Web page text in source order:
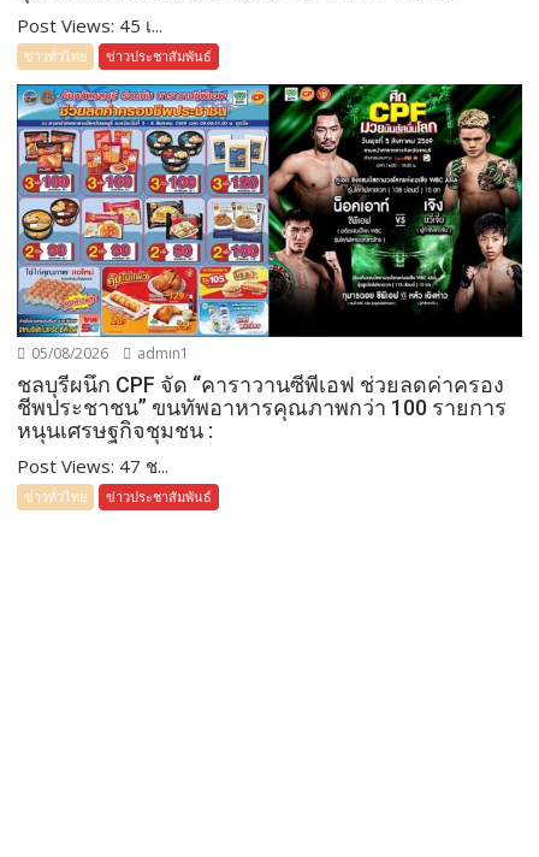
Post Views: 45 เ...
ข่าวทั่วไทย ข่าวประชาสัมพันธ์
05/08/2026 admin1
ชลบุรีผนึก CPF จัด “คาราวานซีพีเอฟ ช่วยลดค่าครอง
ชีพประชาชน” ขนทัพอาหารคุณภาพกว่า 100 รายการ
หนุนเศรษฐกิจชุมชน :
Post Views: 47 ช...
ข่าวทั่วไทย ข่าวประชาสัมพันธ์